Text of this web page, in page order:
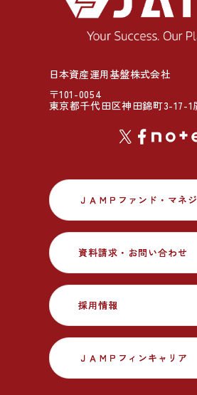
日本資産運用基盤株式会社
〒101-0054
東京都千代田区神田錦町3-17-
ＪＡＭＰファンド・マネ
ＪＡＭＰファンド・マネ
資料請求・お問い合わせ
資料請求・お問い合わせ
採用情報
採用情報
ＪＡＭＰフィンキャリア
ＪＡＭＰフィンキャリア